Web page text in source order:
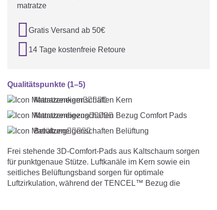
Gratis Versand ab 50€
 14 Tage kostenfreie Retoure
Qualitätspunkte (1–5)
Matratzenkern
Matratzenbezug
Belüftung
Frei stehende 3D-Comfort-Pads aus Kaltschaum sorgen
für punktgenaue Stütze. Luftkanäle im Kern sowie ein
seitliches Belüftungsband sorgen für optimale
Luftzirkulation, während der TENCEL™ Bezug die